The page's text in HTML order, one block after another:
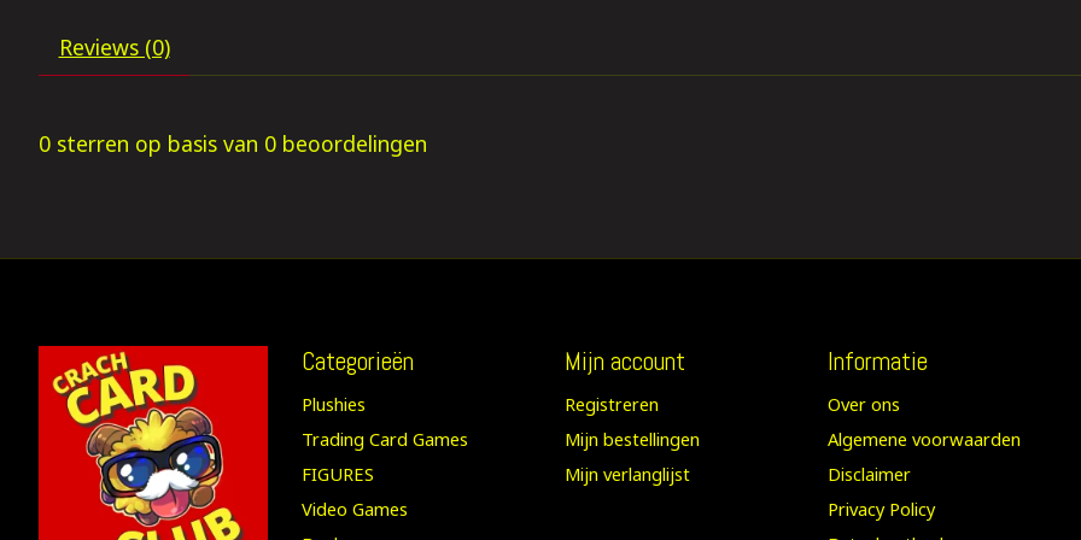
Reviews (0)
0 sterren op basis van 0 beoordelingen
Categorieën
Plushies
Trading Card Games
FIGURES
Video Games
Mijn account
Registreren
Mijn bestellingen
Mijn verlanglijst
Informatie
Over ons
Algemene voorwaarden
Disclaimer
Privacy Policy